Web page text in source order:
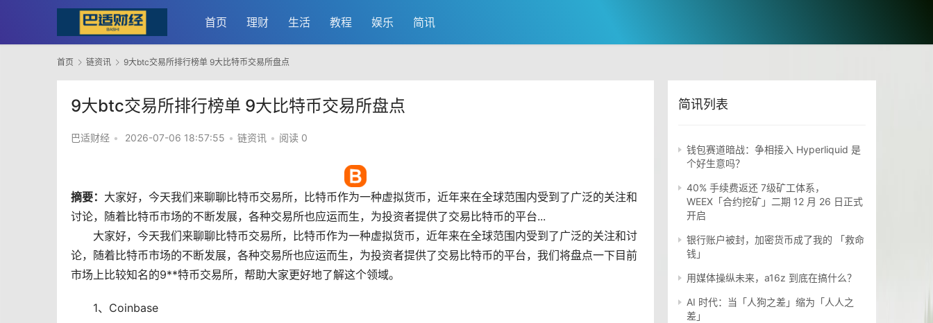
首页 理财 生活 教程 娱乐 简讯
首页 链资讯 9大btc交易所排行榜单 9大比特币交易所盘点
9大btc交易所排行榜单 9大比特币交易所盘点
巴适财经 • 2026-07-06 18:57:55 • 链资讯 • 阅读 0
摘要： 大家好，今天我们来聊聊 比特币交易所，比特币作为一种虚拟货币，近年来在全球范围内受到了广泛的关注和
讨论，随着比特币市场的不断发展，各种交易所也应运而生，为投资者提供了交易比特币的平台...
大家好，今天我们来聊聊比特币交易所，比特币作为一种虚拟货币，近年来在全球范围内受到了广泛的关注和讨
论，随着比特币市场的不断发展，各种交易所也应运而生，为投资者提供了交易比特币的平台，我们将盘点一下目前
市场上比较知名的9**特币交易所，帮助大家更好地了解这个领域。
1、Coinbase
简讯列表
钱包赛道暗战：争相接入 Hyperliquid 是
个好生意吗？
40% 手续费返还 7级矿工体系，
WEEX「合约挖矿」二期 12 月 26 日正式
开启
银行账户被封，加密货币成了我的 「救命
钱」
用媒体操纵未来，a16z 到底在搞什么？
AI 时代：当「人狗之差」缩为「人人之
差」